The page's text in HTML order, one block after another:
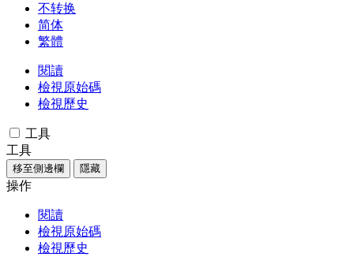
不转换
简体
繁體
閱讀
檢視原始碼
檢視歷史
工具
工具
移至側邊欄 隱藏
操作
閱讀
檢視原始碼
檢視歷史